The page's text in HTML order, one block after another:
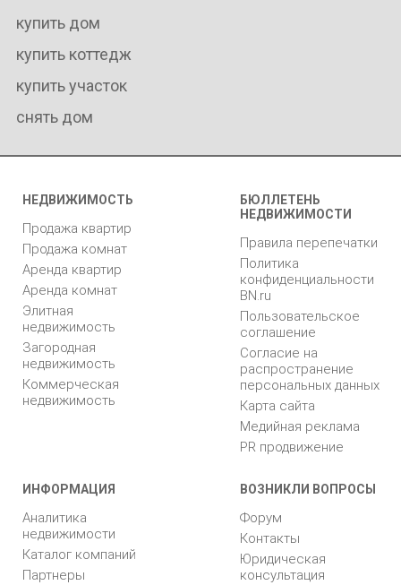
купить дом
купить коттедж
купить участок
снять дом
НЕДВИЖИМОСТЬ
Продажа квартир
Продажа комнат
Аренда квартир
Аренда комнат
Элитная
недвижимость
Загородная
недвижимость
Коммерческая
недвижимость
БЮЛЛЕТЕНЬ
НЕДВИЖИМОСТИ
Правила перепечатки
Политика
конфиденциальности
BN.ru
Пользовательское
соглашение
Согласие на
распространение
персональных данных
Карта сайта
Медийная реклама
PR продвижение
ИНФОРМАЦИЯ
Аналитика
недвижимости
Каталог компаний
Партнеры
ВОЗНИКЛИ ВОПРОСЫ
Форум
Контакты
Юридическая
консультация